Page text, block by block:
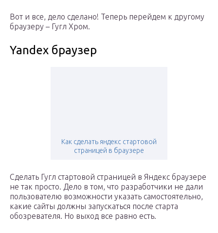
Вот и все, дело сделано! Теперь перейдем к другому
браузеру – Гугл Хром.
Yandex браузер
Как сделать яндекс стартовой
страницей в браузере
Сделать Гугл стартовой страницей в Яндекс браузере
не так просто. Дело в том, что разработчики не дали
пользователю возможности указать самостоятельно,
какие сайты должны запускаться после старта
обозревателя. Но выход все равно есть.